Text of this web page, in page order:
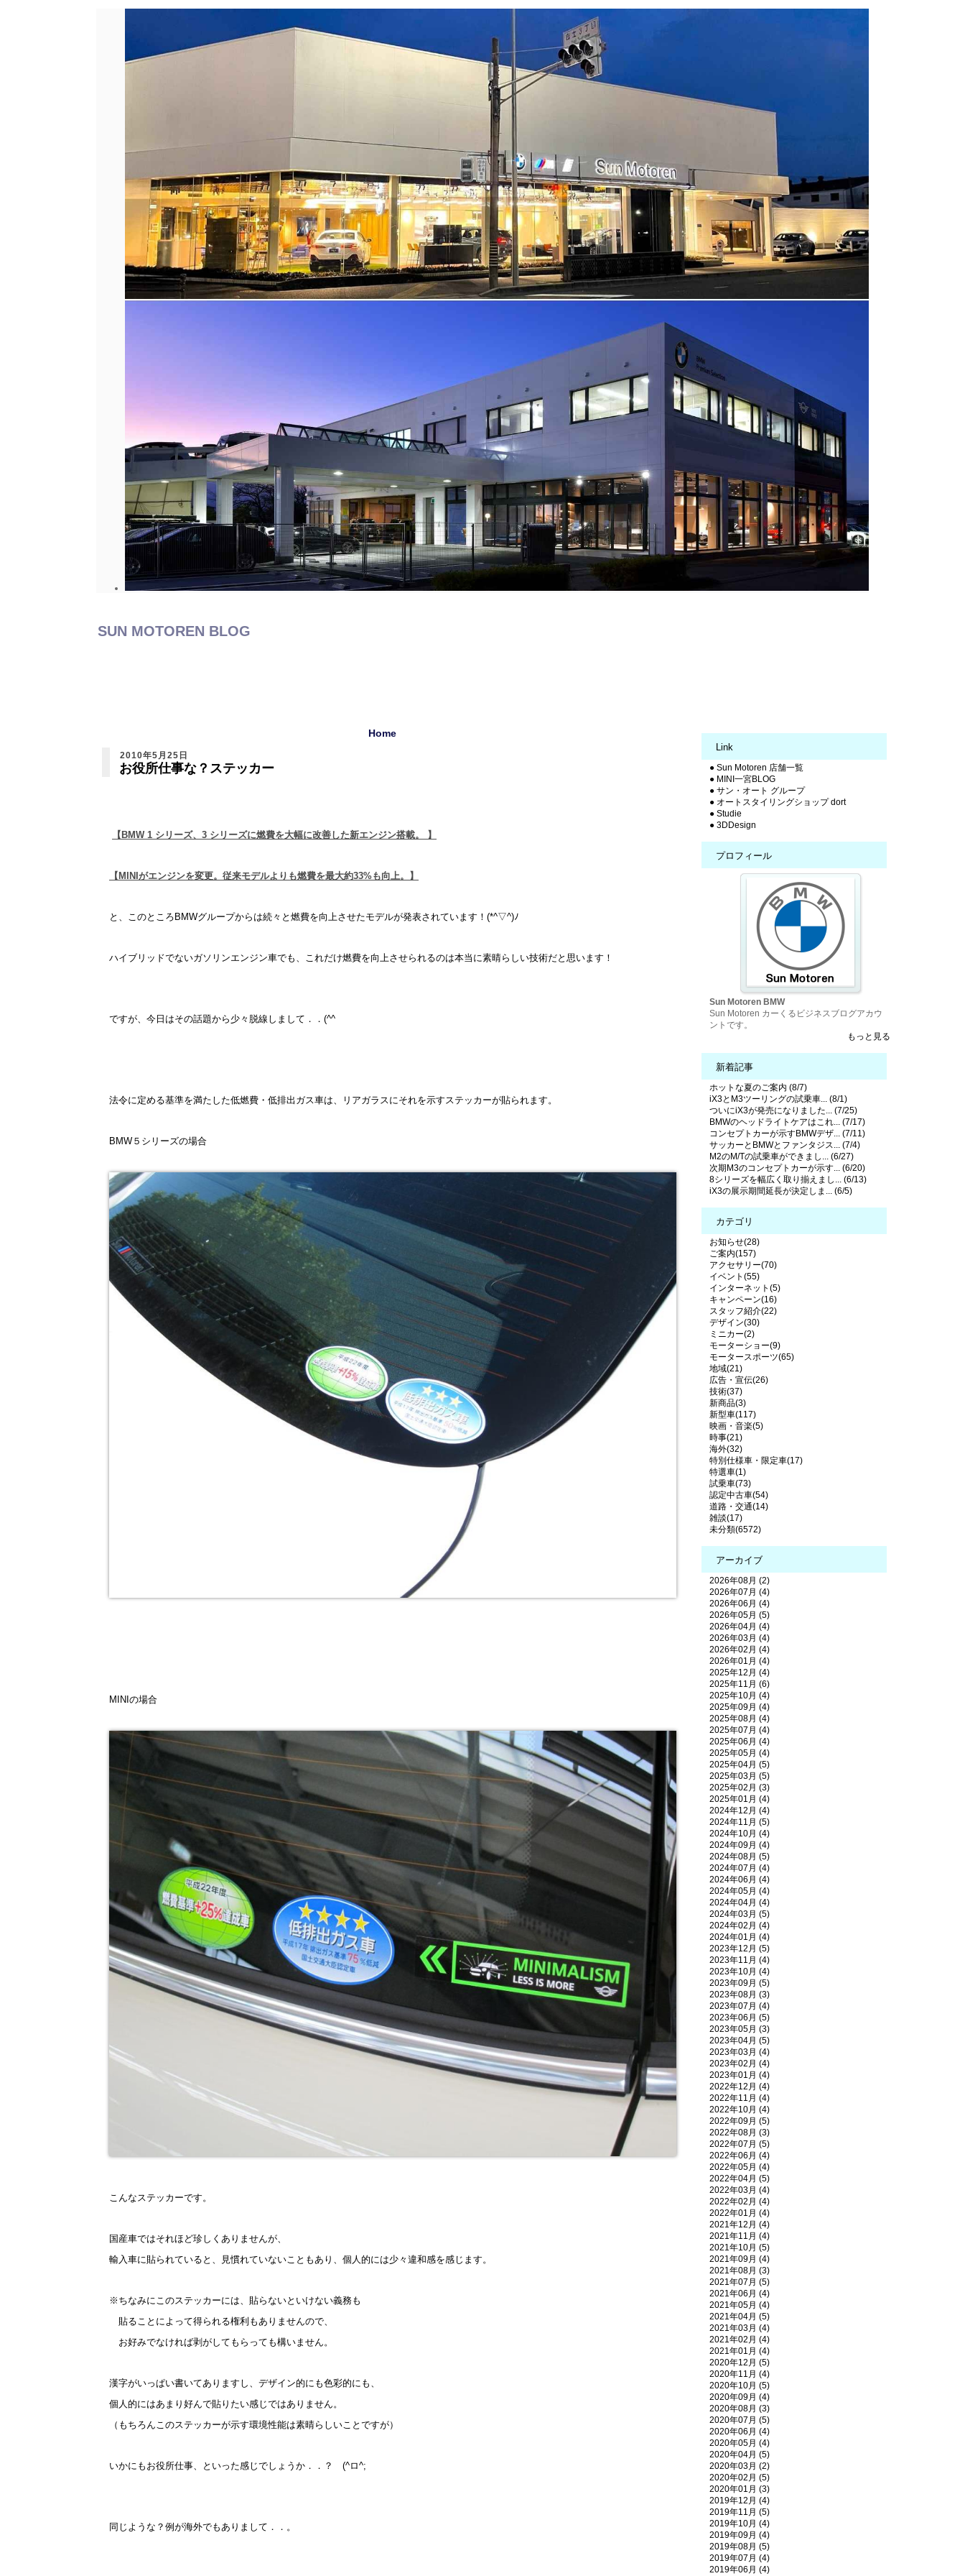
SUN MOTOREN BLOG
Home
2010年5月25日
お役所仕事な？ステッカー
【BMW 1 シリーズ、3 シリーズに燃費を大幅に改善した新エンジン搭載。 】
【MINIがエンジンを変更。従来モデルよりも燃費を最大約33%も向上。】
と、このところBMWグループからは続々と燃費を向上させたモデルが発表されています！(*^▽^)ﾉ
ハイブリッドでないガソリンエンジン車でも、これだけ燃費を向上させられるのは本当に素晴らしい技術だと思います！
ですが、今日はその話題から少々脱線しまして．．(^^ゞ
法令に定める基準を満たした低燃費・低排出ガス車は、リアガラスにそれを示すステッカーが貼られます。
BMW５シリーズの場合
MINIの場合
こんなステッカーです。
国産車ではそれほど珍しくありませんが、
輸入車に貼られていると、見慣れていないこともあり、個人的には少々違和感を感じます。
※ちなみにこのステッカーには、貼らないといけない義務も
貼ることによって得られる権利もありませんので、
お好みでなければ剥がしてもらっても構いません。
漢字がいっぱい書いてありますし、デザイン的にも色彩的にも、
個人的にはあまり好んで貼りたい感じではありません。
（もちろんこのステッカーが示す環境性能は素晴らしいことですが）
いかにもお役所仕事、といった感じでしょうか．．？ (^ロ^;ゞ
同じような？例が海外でもありまして．．。
Link
● Sun Motoren 店舗一覧
● MINI一宮BLOG
● サン・オート グループ
● オートスタイリングショップ dort
● Studie
● 3DDesign
プロフィール
Sun Motoren BMW
Sun Motoren カーくるビジネスブログアカウ
ントです。
もっと見る
新着記事
ホットな夏のご案内 (8/7)
iX3とM3ツーリングの試乗車... (8/1)
ついにiX3が発売になりました... (7/25)
BMWのヘッドライトケアはこれ... (7/17)
コンセプトカーが示すBMWデザ... (7/11)
サッカーとBMWとファンタジス... (7/4)
M2のM/Tの試乗車ができまし... (6/27)
次期M3のコンセプトカーが示す... (6/20)
8シリーズを幅広く取り揃えまし... (6/13)
iX3の展示期間延長が決定しま... (6/5)
カテゴリ
お知らせ(28)
ご案内(157)
アクセサリー(70)
イベント(55)
インターネット(5)
キャンペーン(16)
スタッフ紹介(22)
デザイン(30)
ミニカー(2)
モーターショー(9)
モータースポーツ(65)
地域(21)
広告・宣伝(26)
技術(37)
新商品(3)
新型車(117)
映画・音楽(5)
時事(21)
海外(32)
特別仕様車・限定車(17)
特選車(1)
試乗車(73)
認定中古車(54)
道路・交通(14)
雑談(17)
未分類(6572)
アーカイブ
2026年08月 (2)
2026年07月 (4)
2026年06月 (4)
2026年05月 (5)
2026年04月 (4)
2026年03月 (4)
2026年02月 (4)
2026年01月 (4)
2025年12月 (4)
2025年11月 (6)
2025年10月 (4)
2025年09月 (4)
2025年08月 (4)
2025年07月 (4)
2025年06月 (4)
2025年05月 (4)
2025年04月 (5)
2025年03月 (5)
2025年02月 (3)
2025年01月 (4)
2024年12月 (4)
2024年11月 (5)
2024年10月 (4)
2024年09月 (4)
2024年08月 (5)
2024年07月 (4)
2024年06月 (4)
2024年05月 (4)
2024年04月 (4)
2024年03月 (5)
2024年02月 (4)
2024年01月 (4)
2023年12月 (5)
2023年11月 (4)
2023年10月 (4)
2023年09月 (5)
2023年08月 (3)
2023年07月 (4)
2023年06月 (5)
2023年05月 (3)
2023年04月 (5)
2023年03月 (4)
2023年02月 (4)
2023年01月 (4)
2022年12月 (4)
2022年11月 (4)
2022年10月 (4)
2022年09月 (5)
2022年08月 (3)
2022年07月 (5)
2022年06月 (4)
2022年05月 (4)
2022年04月 (5)
2022年03月 (4)
2022年02月 (4)
2022年01月 (4)
2021年12月 (4)
2021年11月 (4)
2021年10月 (5)
2021年09月 (4)
2021年08月 (3)
2021年07月 (5)
2021年06月 (4)
2021年05月 (4)
2021年04月 (5)
2021年03月 (4)
2021年02月 (4)
2021年01月 (4)
2020年12月 (5)
2020年11月 (4)
2020年10月 (5)
2020年09月 (4)
2020年08月 (3)
2020年07月 (5)
2020年06月 (4)
2020年05月 (4)
2020年04月 (5)
2020年03月 (2)
2020年02月 (5)
2020年01月 (3)
2019年12月 (4)
2019年11月 (5)
2019年10月 (4)
2019年09月 (4)
2019年08月 (5)
2019年07月 (4)
2019年06月 (4)